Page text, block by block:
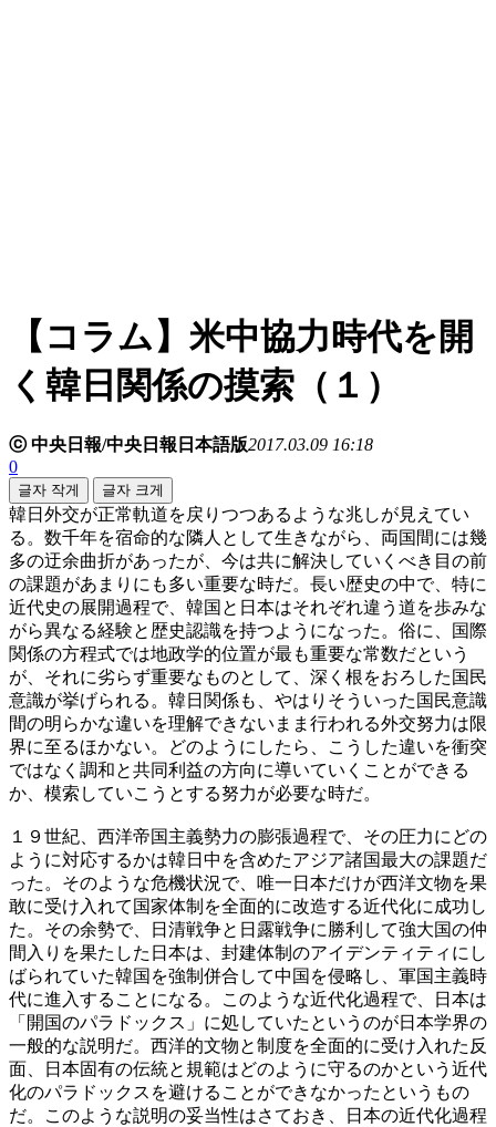
【コラム】米中協力時代を開
く韓日関係の摸索（１）
ⓒ 中央日報/中央日報日本語版2017.03.09 16:18
0
글자 작게 글자 크게
韓日外交が正常軌道を戻りつつあるような兆しが見えてい
る。数千年を宿命的な隣人として生きながら、両国間には幾
多の迂余曲折があったが、今は共に解決していくべき目の前
の課題があまりにも多い重要な時だ。長い歴史の中で、特に
近代史の展開過程で、韓国と日本はそれぞれ違う道を歩みな
がら異なる経験と歴史認識を持つようになった。俗に、国際
関係の方程式では地政学的位置が最も重要な常数だという
が、それに劣らず重要なものとして、深く根をおろした国民
意識が挙げられる。韓日関係も、やはりそういった国民意識
間の明らかな違いを理解できないまま行われる外交努力は限
界に至るほかない。どのようにしたら、こうした違いを衝突
ではなく調和と共同利益の方向に導いていくことができる
か、模索していこうとする努力が必要な時だ。
１９世紀、西洋帝国主義勢力の膨張過程で、その圧力にどの
ように対応するかは韓日中を含めたアジア諸国最大の課題だ
った。そのような危機状況で、唯一日本だけが西洋文物を果
敢に受け入れて国家体制を全面的に改造する近代化に成功し
た。その余勢で、日清戦争と日露戦争に勝利して強大国の仲
間入りを果たした日本は、封建体制のアイデンティティにし
ばられていた韓国を強制併合して中国を侵略し、軍国主義時
代に進入することになる。このような近代化過程で、日本は
「開国のパラドックス」に処していたというのが日本学界の
一般的な説明だ。西洋的文物と制度を全面的に受け入れた反
面、日本固有の伝統と規範はどのように守るのかという近代
化のパラドックスを避けることができなかったというもの
だ。このような説明の妥当性はさておき、日本の近代化過程